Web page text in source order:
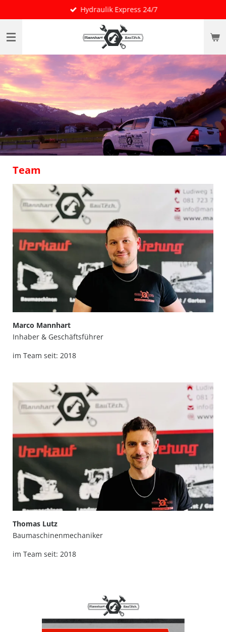
Hauptinhalt
springen
Hydraulik Express 24/7
Team
Marco Mannhart
Inhaber & Geschäftsführer
im Team seit: 2018
Thomas Lutz
Baumaschinenmechaniker
im Team seit: 2018